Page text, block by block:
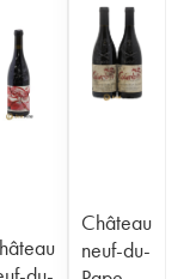
Château
neuf-du-